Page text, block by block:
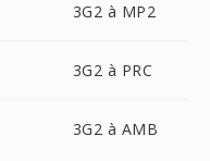
3G2 à MP2
3G2 à PRC
3G2 à AMB